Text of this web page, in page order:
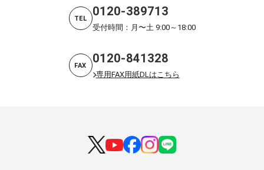
TEL 0120-389713
受付時間：月〜土 9:00～18:00
FAX 0120-841328
専用FAX用紙DLはこちら